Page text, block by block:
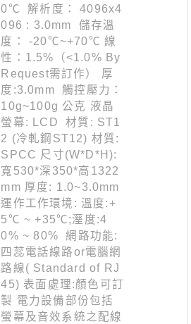
0℃ 解析度： 4096x4
096 : 3.0mm 儲存溫
度： -20℃~+70℃ 線
性：1.5%（<1.0% By
Request需訂作） 厚
度:3.0mm 觸控壓力：
10g~100g 公克 液晶
螢幕: LCD 材質: ST1
2 (冷軋鋼ST12) 材質:
SPCC 尺寸(W*D*H):
寬530*深350*高1322
mm 厚度: 1.0~3.0mm
運作工作環境: 溫度:+
5℃ ~ +35℃;溼度:4
0% ~ 80% 網路功能:
四蕊電話線路or電腦網
路線( Standard of RJ
45) 表面處理:顏色可訂
製 電力設備部份包括
螢幕及音效系統之配線